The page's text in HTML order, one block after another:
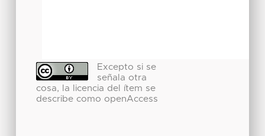
Excepto si se
señala otra
cosa, la licencia del ítem se
describe como openAccess